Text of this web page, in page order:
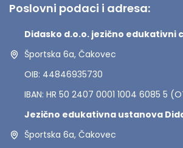
Poslovni podaci i adresa:
Didasko d.o.o. jezično edukativni
Športska 6a, Čakovec
OIB: 44846935730
IBAN: HR 50 2407 0001 1004 6085 5
Jezično edukativna ustanova
Športska 6a, Čakovec